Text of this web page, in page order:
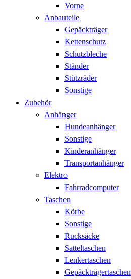
Vorne
Anbauteile
Gepäckträger
Kettenschutz
Schutzbleche
Ständer
Stützräder
Sonstige
Zubehör
Anhänger
Hundeanhänger
Sonstige
Kinderanhänger
Transportanhänger
Elektro
Fahrradcomputer
Taschen
Körbe
Sonstige
Rucksäcke
Satteltaschen
Lenkertaschen
Gepäckträgertaschen